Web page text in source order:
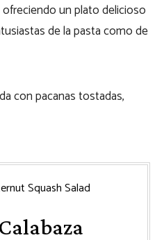
un plato delicioso
de la pasta como de